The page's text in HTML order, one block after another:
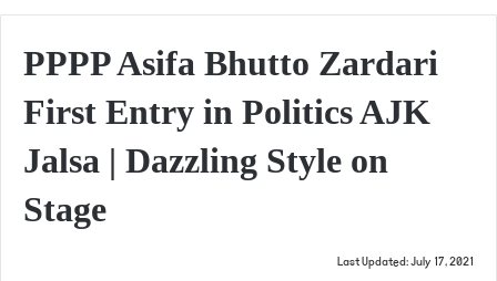
PPPP Asifa Bhutto Zardari
First Entry in Politics AJK
Jalsa | Dazzling Style on
Stage
Last Updated: July 17, 2021